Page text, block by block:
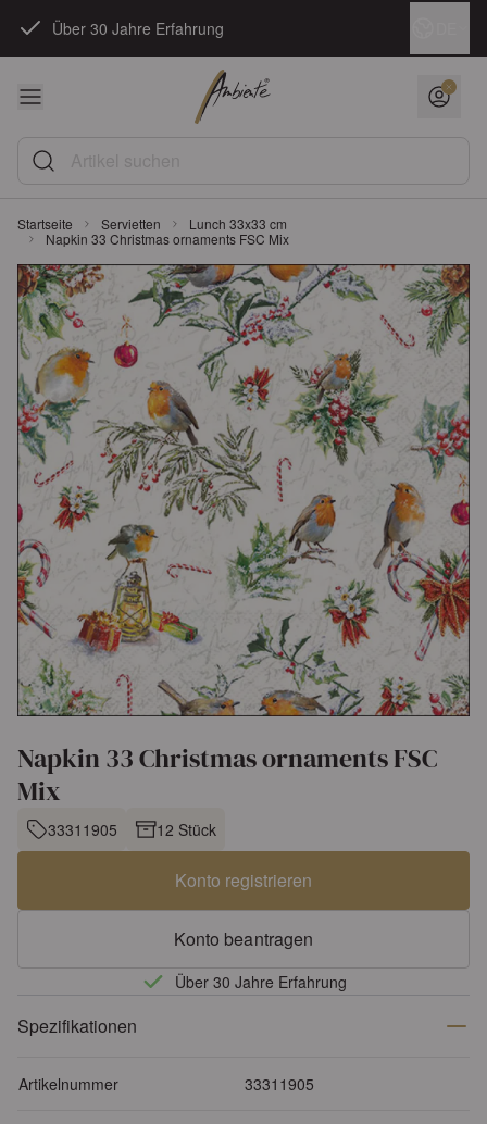
Über 30 Jahre Erfahrung
Artikel suchen
Startseite Servietten
Lunch 33x33 cm
Napkin 33 Christmas ornaments FSC Mix
Napkin 33 Christmas ornaments FSC
Mix
33311905 12 Stück
Konto registrieren
Konto beantragen
Über 30 Jahre Erfahrung
Spezifikationen
Artikelnummer 33311905